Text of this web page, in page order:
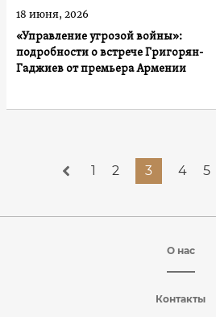
«Управление угрозой войны»:
подробности о встрече Григорян-
Гаджиев от премьера Армении
18 июня, 2026
1 2 3 4 5
О нас
Контакты